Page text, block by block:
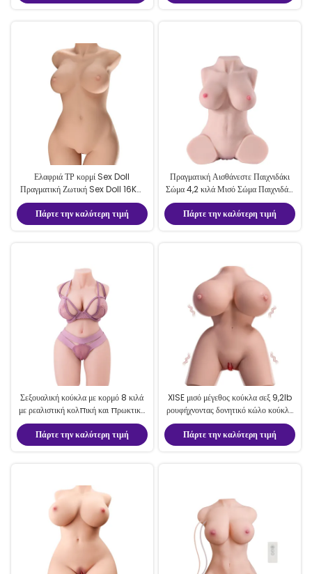
Ελαφριά ΤΡ κορμί Sex Doll
Πραγματική Ζωτική Sex Doll 16KG
ρεαλιστικό μισό σώμα για χρήση από
τους άνδρες
Πάρτε την καλύτερη τιμή
Πραγματική Αισθάνεστε Παιχνιδάκι
Σώμα 4,2 κιλά Μισό Σώμα Παιχνιδάκι
Σέξ ΤΡ Μοντέλο Για Άντρες
Πάρτε την καλύτερη τιμή
Σεξουαλική κούκλα με κορμό 8 κιλά
με ρεαλιστική κολπική και πρωκτική
υφή
Πάρτε την καλύτερη τιμή
XISE μισό μέγεθος κούκλα σεξ 9,2lb
ρουφήχνοντας δονητικό κώλο κούκλα
σεξ αρσενικό αυνανιστή
Πάρτε την καλύτερη τιμή